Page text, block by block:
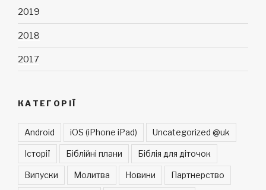
2019
2018
2017
КАТЕГОРІЇ
Android iOS (iPhone iPad) Uncategorized @uk
Історії Біблійні плани Біблія для діточок
Випуски Молитва Новини Партнерство